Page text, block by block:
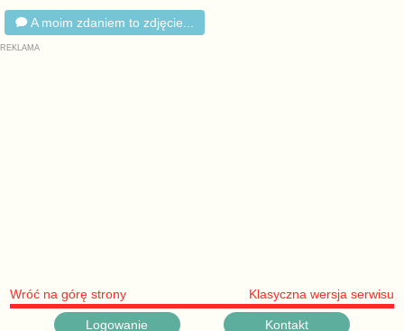
A moim zdaniem to zdjęcie...
Wróć na górę strony Klasyczna wersja serwisu
Logowanie Kontakt